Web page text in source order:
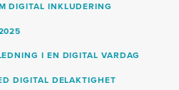
DIGITAL INKLUDERING
I EN DIGITAL VARDAG
DIGITAL DELAKTIGHET